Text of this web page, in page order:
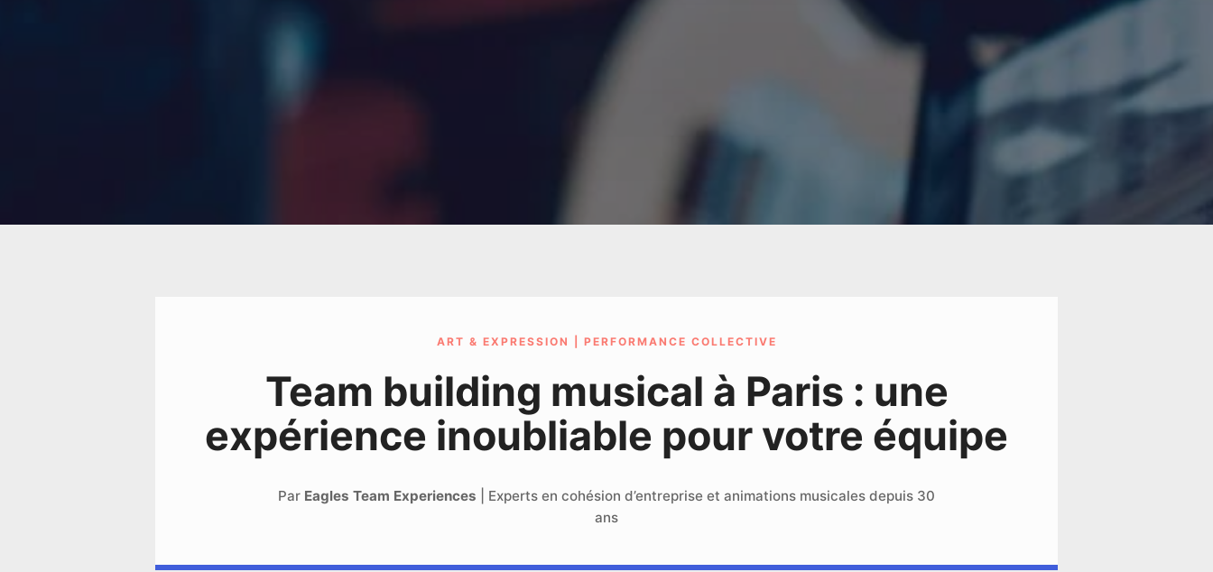
ART & EXPRESSION | PERFORMANCE COLLECTIVE
Team building musical à Paris : une
expérience inoubliable pour votre équipe
Par Eagles Team Experiences | Experts en cohésion d’entreprise et animations musicales depuis 30
ans